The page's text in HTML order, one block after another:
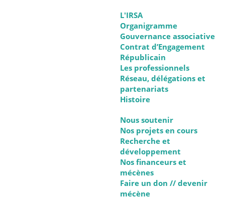
L'IRSA
Organigramme
Gouvernance associative
Contrat d’Engagement
Républicain
Les professionnels
Réseau, délégations et
partenariats
Histoire
Nous soutenir
Nos projets en cours
Recherche et
développement
Nos financeurs et
mécènes
Faire un don // devenir
mécène